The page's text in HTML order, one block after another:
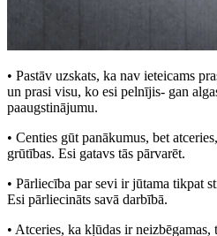
• Pastāv uzskats, ka nav ieteicams
un prasi visu, ko esi pelnījis- gan
paaugstinājumu.
• Centies gūt panākumus, bet
grūtības. Esi gatavs tās pārvarēt.
• Pārliecība par sevi ir jūtama tikpat
Esi pārliecināts savā darbībā.
• Atceries, ka kļūdas ir neizbēgamas,